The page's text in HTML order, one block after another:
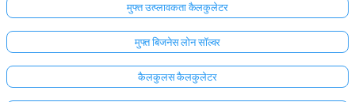
मुफ्त उत्प्लावकता कैलकुलेटर
मुफ्त बिजनेस लोन सॉल्वर
कैलकुलस कैलकुलेटर